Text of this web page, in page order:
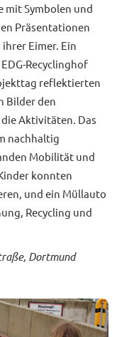
mit Symbolen und
Präsentationen
Eimer. Ein
Recyclinghof
reflektierten
Bilder den
Aktivitäten. Das
nachhaltig
Mobilität und
konnten
und ein Müllauto
Recycling und
Dortmund